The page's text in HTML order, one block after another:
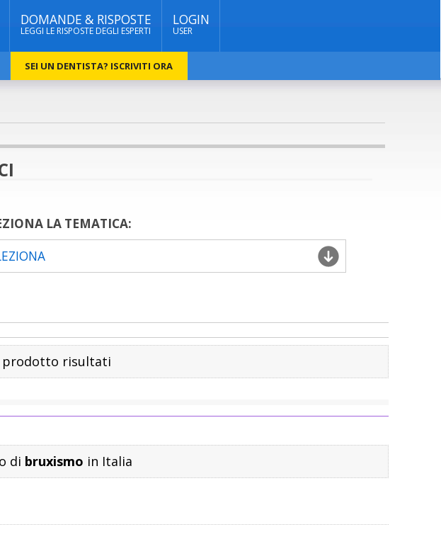
DOMANDE & RISPOSTE
LEGGI LE RISPOSTE DEGLI ESPERTI
LOGIN
USER
SEI UN DENTISTA? ISCRIVITI ORA
LA TEMATICA:
prodotto risultati
di bruxismo in Italia